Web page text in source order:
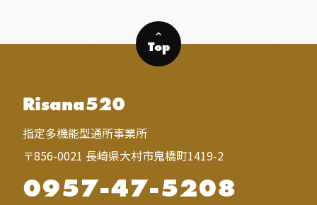
keyboard_arrow_up
Top
Risana520
指定多機能型通所事業所
〒856-0021 長崎県大村市鬼橋町1419-2
0957-47-5208